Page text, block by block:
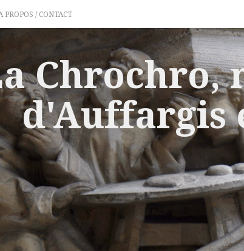
PROPOS / CONTACT
Chrochro,
d'Auffargis